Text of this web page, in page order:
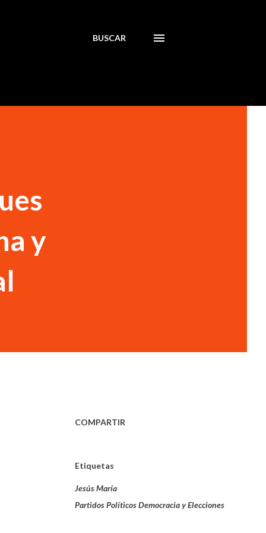
BUSCAR
y
COMPARTIR
Etiquetas
Jesús María
Partidos Políticos Democracia y Elecciones